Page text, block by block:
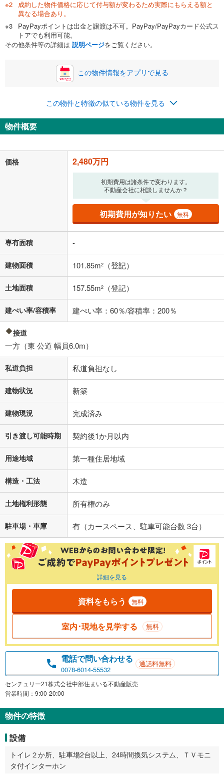
0万円 2,480万円
自己資金から住宅購入にかけられる金額を入力してくださ
い。一般的には物件価格の2割までが目安です。
閉じる
ボーナス
万円
0円
ナス時の増額分（1回分）を入力してください。
ボーナス払いの限度額は金融機関によって異なります。
閉じる
月々の返済額
上、ご自身での入力をお願いいたします。初期設定で自動入力されてい
る値は、実際の金融機関等における貸出金利とは何ら関係がなく、実際
の金融機関等における貸出金利を何ら保証するものではありません。返
済方法「元利均等返済」にて算出しております。入力された金利を35年
適用した場合の計算結果を表示しています。
その他月額費用や、初期費用がかかります。ご注意ください。実際にお
借り入れの際は各金融機関等に、必ずご自身でご確認をお願いいたしま
す。
条件によってお借り入れができないことがあります。
不動産会社に購入相談をする
閉じる
成約した物件価格に応じて付与額が変わるため実際にもらえる額と
異なる場合あり。
PayPayポイントは出金と譲渡は不可。PayPay/PayPayカード公式ス
トアでも利用可能。
その他条件等の詳細は 説明ページをご覧ください。
この物件情報をアプリで見る
この物件と特徴の似ている物件を見る
物件概要
価格 2,480万円
初期費用は諸条件で変わります。
不動産会社に相談しませんか？
初期費用が知りたい 無料
専有面積 -
建物面積 101.85m2 （登記）
土地面積 157.55m2 （登記）
建ぺい率/容積率 建ぺい率：60％/容積率：200％
接道
一方（東 公道 幅員6.0m）
私道負担 私道負担なし
建物状況 新築
建物現況 完成済み
引き渡し可能時期 契約後1か月以内
用途地域 第一種住居地域
構造・工法 木造
土地権利形態 所有権のみ
駐車場・車庫 有（カースペース、駐車可能台数 3台）
詳細を見る
資料をもらう 無料
室内･現地を見学する 無料
電話で問い合わせる
0078-6014-55532
通話料無料
センチュリー21株式会社中部住まいる不動産販売
営業時間：9:00-20:00
物件の特徴
設備
トイレ２か所、駐車場2台以上、24時間換気システム、ＴＶモニ
タ付インターホン